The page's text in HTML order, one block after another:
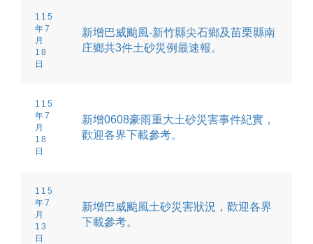
115
年7
月
18
日
新增巴威颱風-新竹縣尖石鄉及苗栗縣南
庄鄉共3件土砂災例最速報。
115
年7
月
18
日
新增0608豪雨重大土砂災害事件紀實，
歡迎各界下載參考。
115
年7
月
13
日
新增巴威颱風土砂災害狀況，歡迎各界
下載參考。